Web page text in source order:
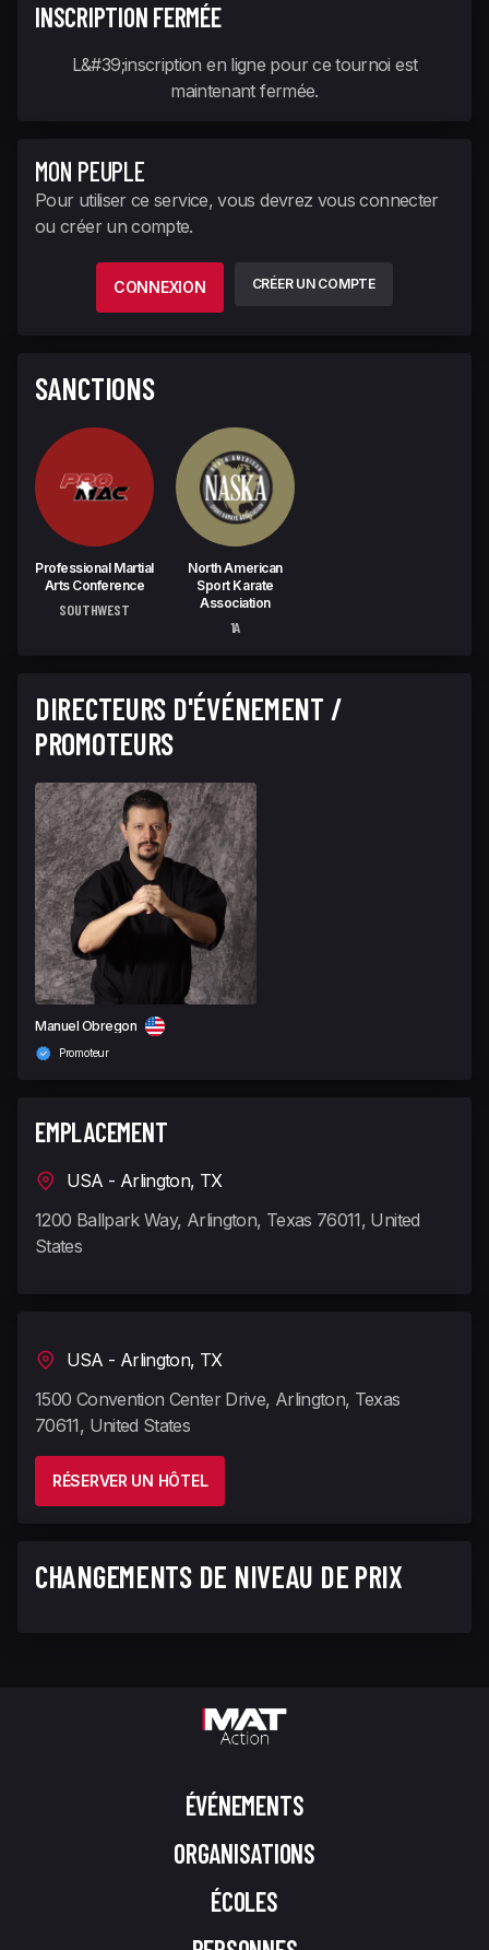
INSCRIPTION FERMÉE
L&#39;inscription en ligne pour ce tournoi est
maintenant fermée.
MON PEUPLE
Pour utiliser ce service, vous devrez vous connecter
ou créer un compte.
CONNEXION CRÉER UN COMPTE
SANCTIONS
Professional Martial
Arts Conference
SOUTHWEST
North American
Sport Karate
Association
1A
DIRECTEURS D'ÉVÉNEMENT /
PROMOTEURS
Manuel Obregon
Promoteur
EMPLACEMENT
USA - Arlington, TX
1200 Ballpark Way, Arlington, Texas 76011, United
States
USA - Arlington, TX
1500 Convention Center Drive, Arlington, Texas
70611, United States
RÉSERVER UN HÔTEL
CHANGEMENTS DE NIVEAU DE PRIX
ÉVÉNEMENTS
ORGANISATIONS
ÉCOLES